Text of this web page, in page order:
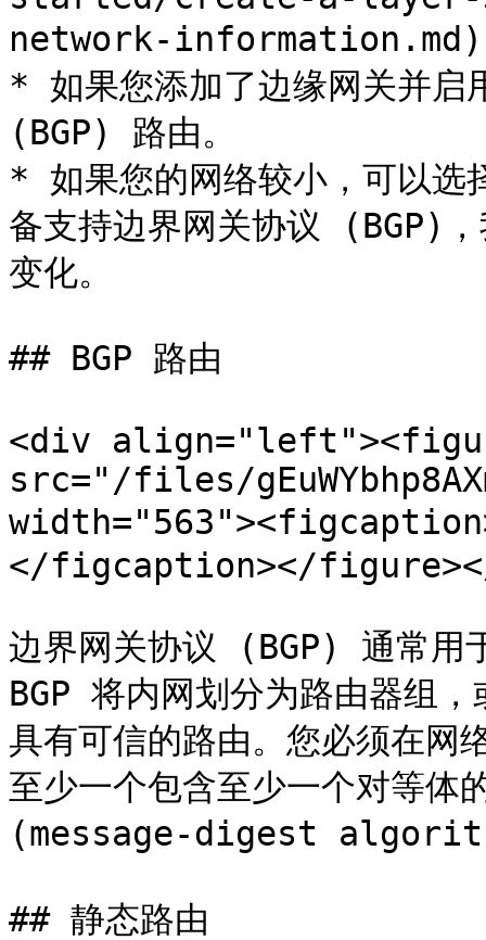
network-information.md)
* 如果您添加了边缘网关并启
(BGP) 路由。
* 如果您的网络较小，可以选
备支持边界网关协议 (BGP)
变化。
## BGP 路由
<div
src="/files/
</figcaption></
边界网关协议 (BGP) 通常用
BGP 将内网划分为路由器组
具有可信的路由。您必须在
至少一个包含至少一个对等体
(message-digest
## 静态路由